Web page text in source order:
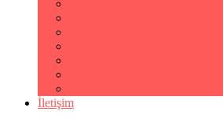
İletişim